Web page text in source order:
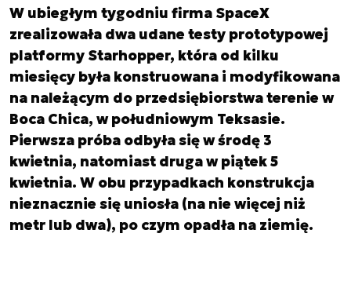
W ubiegłym tygodniu firma SpaceX
zrealizowała dwa udane testy prototypowej
platformy Starhopper, która od kilku
miesięcy była konstruowana i modyfikowana
na należącym do przedsiębiorstwa terenie w
Boca Chica, w południowym Teksasie.
Pierwsza próba odbyła się w środę 3
kwietnia, natomiast druga w piątek 5
kwietnia. W obu przypadkach konstrukcja
nieznacznie się uniosła (na nie więcej niż
metr lub dwa), po czym opadła na ziemię.